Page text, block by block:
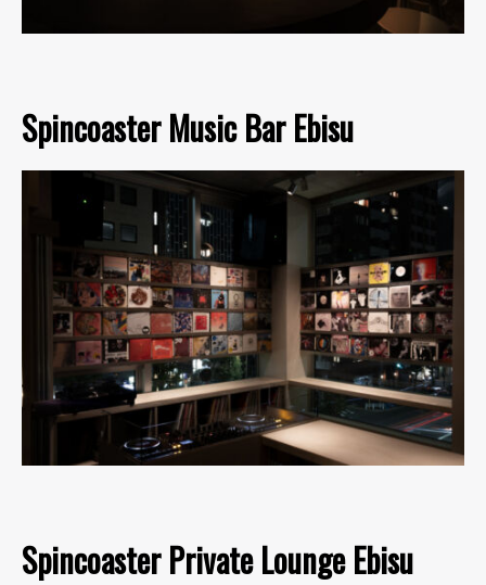
Spincoaster Music Bar Ebisu
Spincoaster Private Lounge Ebisu